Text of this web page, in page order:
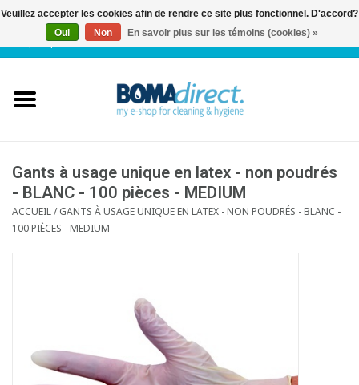
FR| 0 Articles
Service client
Blog
Gants à usage unique en latex - non poudrés
- BLANC - 100 pièces - MEDIUM
ACCUEIL/GANTS À USAGE UNIQUE EN LATEX - NON POUDRÉS - BLANC -
100 PIÈCES - MEDIUM
Veuillez accepter les cookies afin de rendre ce site plus fonctionnel. D'accord?
Oui
Non En savoir plus sur les témoins (cookies) »